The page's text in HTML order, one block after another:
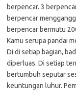
berpencar. 3
berpencar
berpencar bermutu
Kamu serupa pandai
Di di setiap bagian,
diperluas. Di setiap
bertumbuh seputar
keuntungan luhur.